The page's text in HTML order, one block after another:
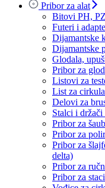
Pribor za alat
Bitovi PH,
Futeri i
Dijamantske
Dijamantske
Glodala,
Pribor za
Listovi za
List za
Delovi za
Stalci i držači
Pribor za
Pribor za
Pribor za
delta)
Pribor za
Pribor za